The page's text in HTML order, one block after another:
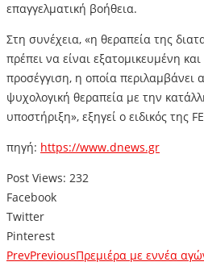
επαγγελματική βοήθεια.
Στη συνέχεια, «η θεραπεία της
πρέπει να είναι εξατομικευμένη
προσέγγιση, η οποία περιλαμβάνει
ψυχολογική θεραπεία με την
υποστήριξη», εξηγεί ο ειδικός της
πηγή: https://www.dnews.gr
Post Views: 232
Facebook
Twitter
Pinterest
PrevPreviousΠρεμιέρα με εννέα